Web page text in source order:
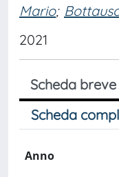
Mario;
2021
Scheda breve
Scheda
Anno